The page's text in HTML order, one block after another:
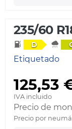
235/60
D
Etiquetado
125,53
IVA incluido
Precio de
Precio por